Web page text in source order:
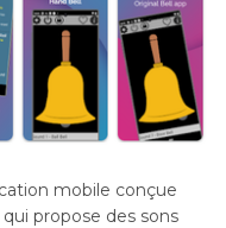
mobile conçue
propose des sons